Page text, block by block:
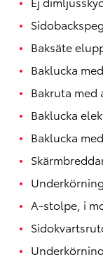
Baksäte
Baklucka
Bakruta med
Baklucka
Baklucka
A-stolpe, i